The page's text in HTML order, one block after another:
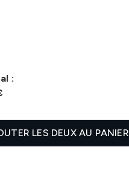
:
LES DEUX AU PANIER